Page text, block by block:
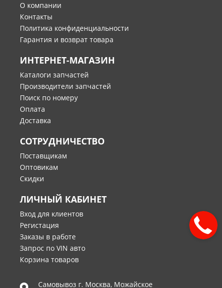
О компании
Контакты
Политика конфиденциальности
Гарантия и возврат товара
ИНТЕРНЕТ-МАГАЗИН
Каталоги запчастей
Производители запчастей
Поиск по номеру
Оплата
Доставка
СОТРУДНИЧЕСТВО
Поставщикам
Оптовикам
Скидки
ЛИЧНЫЙ КАБИНЕТ
Вход для клиентов
Регистация
Заказы в работе
Запрос по VIN авто
Корзина товаров
Самовывоз г. Москва, Можайское